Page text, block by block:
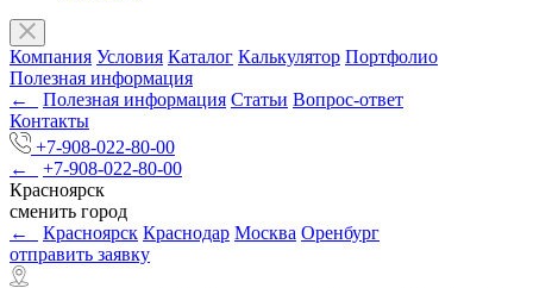
Компания Условия Каталог Калькулятор Портфолио
Полезная информация
←
Полезная информация Статьи Вопрос-ответ
Контакты
+7-908-022-80-00
←
+7-908-022-80-00
Красноярск
сменить город
←
Красноярск Краснодар Москва Оренбург
отправить заявку